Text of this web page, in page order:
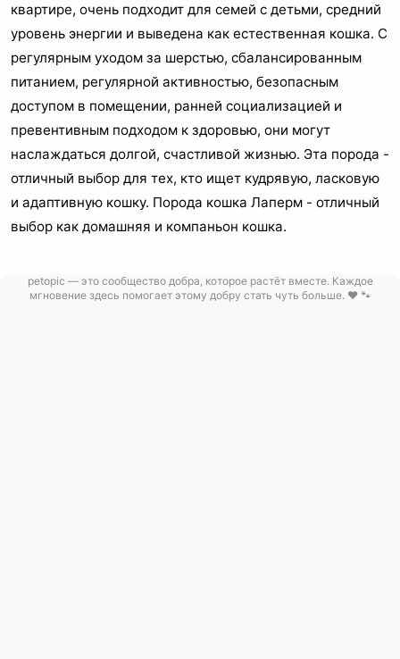
квартире, очень подходит для семей с детьми, средний
уровень энергии и выведена как естественная кошка. С
регулярным уходом за шерстью, сбалансированным
питанием, регулярной активностью, безопасным
доступом в помещении, ранней социализацией и
превентивным подходом к здоровью, они могут
наслаждаться долгой, счастливой жизнью. Эта порода -
отличный выбор для тех, кто ищет кудрявую, ласковую
и адаптивную кошку. Порода кошка Лаперм - отличный
выбор как домашняя и компаньон кошка.
petopic — это сообщество добра, которое растёт вместе. Каждое
мгновение здесь помогает этому добру стать чуть больше. ❤️ 🐾